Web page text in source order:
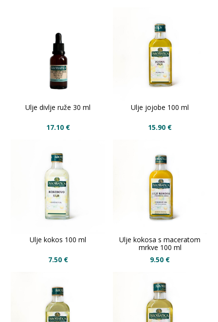
Ulje divlje ruže 30 ml
17.10 €
Ulje jojobe 100 ml
15.90 €
Ulje kokos 100 ml
7.50 €
Ulje kokosa s maceratom
mrkve 100 ml
9.50 €